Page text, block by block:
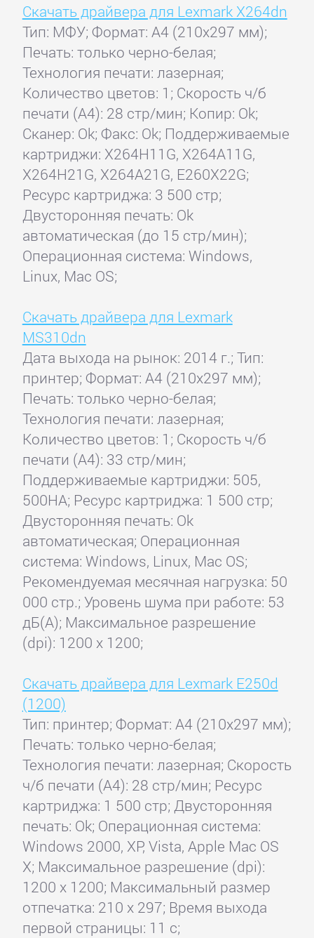
Скачать драйвера для Lexmark X264dn
Тип: МФУ; Формат: A4 (210x297 мм);
Печать: только черно-белая;
Технология печати: лазерная;
Количество цветов: 1; Скорость ч/б
печати (А4): 28 стр/мин; Копир: Ok;
Сканер: Ok; Факс: Ok; Поддерживаемые
картриджи: X264H11G, X264A11G,
X264H21G, X264A21G, E260X22G;
Ресурс картриджа: 3 500 стр;
Двусторонняя печать: Ok
автоматическая (до 15 стр/мин);
Операционная система: Windows,
Linux, Mac OS;
Скачать драйвера для Lexmark
MS310dn
Дата выхода на рынок: 2014 г.; Тип:
принтер; Формат: A4 (210x297 мм);
Печать: только черно-белая;
Технология печати: лазерная;
Количество цветов: 1; Скорость ч/б
печати (А4): 33 стр/мин;
Поддерживаемые картриджи: 505,
500HA; Ресурс картриджа: 1 500 стр;
Двусторонняя печать: Ok
автоматическая; Операционная
система: Windows, Linux, Mac OS;
Рекомендуемая месячная нагрузка: 50
000 стр.; Уровень шума при работе: 53
дБ(А); Максимальное разрешение
(dpi): 1200 x 1200;
Скачать драйвера для Lexmark E250d
(1200)
Тип: принтер; Формат: A4 (210x297 мм);
Печать: только черно-белая;
Технология печати: лазерная; Скорость
ч/б печати (А4): 28 стр/мин; Ресурс
картриджа: 1 500 стр; Двусторонняя
печать: Ok; Операционная система:
Windows 2000, XP, Vista, Apple Mac OS
X; Максимальное разрешение (dpi):
1200 x 1200; Максимальный размер
отпечатка: 210 x 297; Время выхода
первой страницы: 11 с;